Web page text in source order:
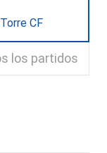
CF
los partidos